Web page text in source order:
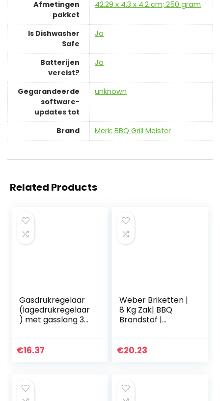
Afmetingen
pakket
‎42.29 x 4.3 x 4.2 cm; 250 gram
Is Dishwasher
Safe
‎Ja
Batterijen
vereist?
‎Ja
Gegarandeerde
software-
updates tot
‎unknown
Brand Merk: BBQ Grill Meister
Related Products
Gasdrukregelaar
(lagedrukregelaar
) met gasslang 30
€16.37
Weber Briketten |
8 Kg Zak| BBQ
Brandstof |
Te Steken | 100%
€20.23